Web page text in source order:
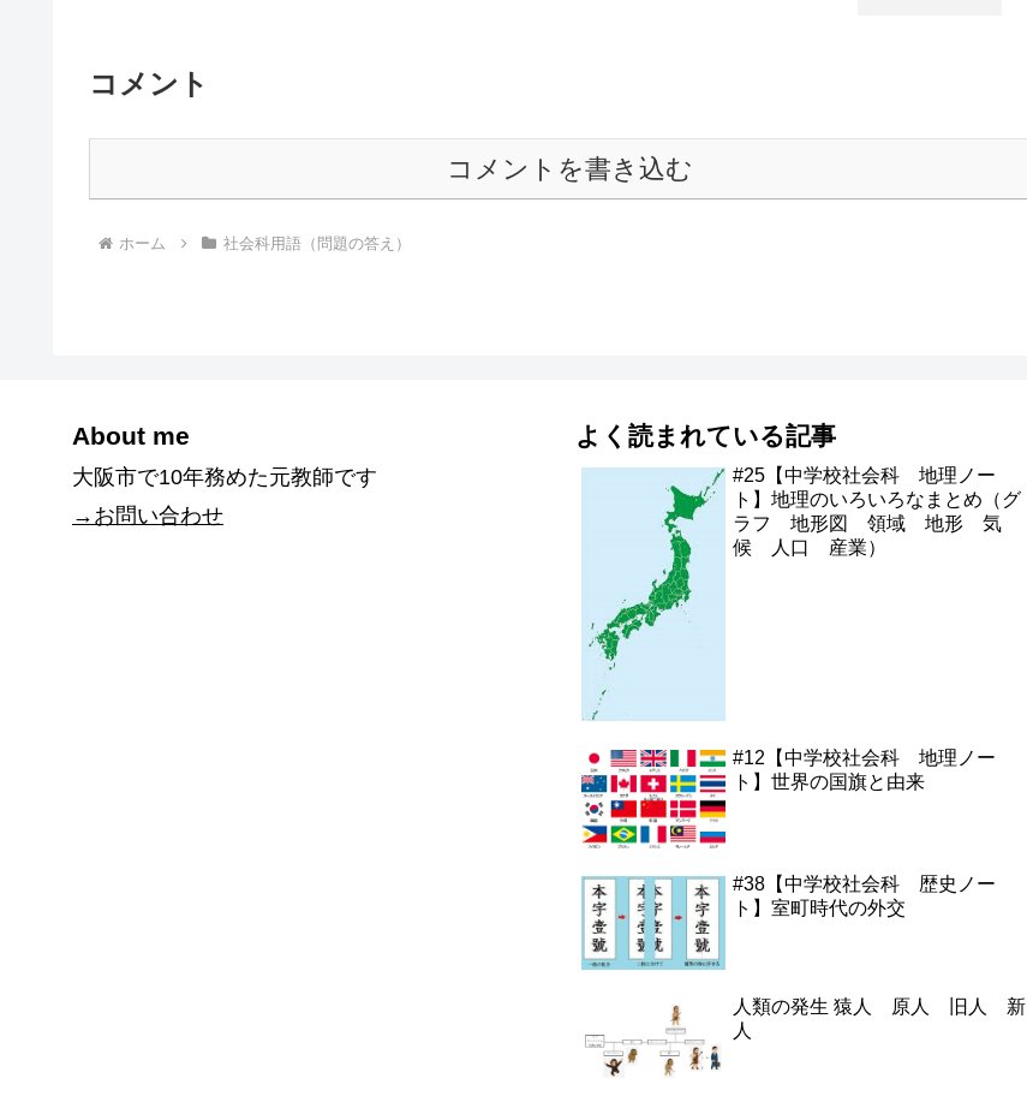
コメント
コメントを書き込む
ホーム 社会科用語（問題の答え）
About me
大阪市で10年務めた元教師です
→お問い合わせ
よく読まれている記事
#25【中学校社会科 地理ノー
ト】地理のいろいろなまとめ（グ
ラフ 地形図 領域 地形 気
候 人口 産業）
#12【中学校社会科 地理ノー
ト】世界の国旗と由来
#38【中学校社会科 歴史ノー
ト】室町時代の外交
人類の発生 猿人 原人 旧人 新
人